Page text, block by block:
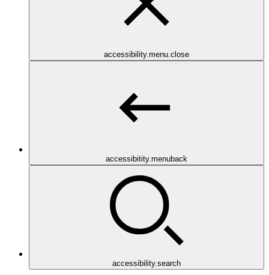
accessibility.menu.close
accessibitity.menuback
accessibility.search